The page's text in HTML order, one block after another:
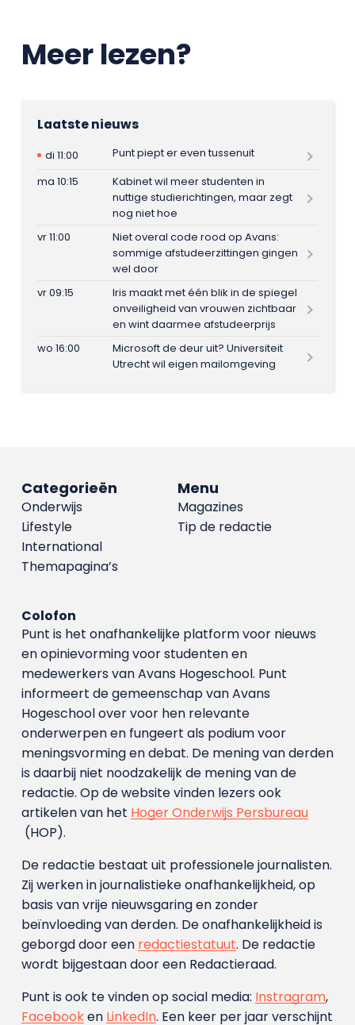
Meer lezen?
Laatste nieuws
di 11:00
Punt piept er even tussenuit
ma 10:15
Kabinet wil meer studenten in
nuttige studierichtingen, maar zegt
nog niet hoe
vr 11:00
Niet overal code rood op Avans:
sommige afstudeerzittingen gingen
wel door
vr 09:15
Iris maakt met één blik in de spiegel
onveiligheid van vrouwen zichtbaar
en wint daarmee afstudeerprijs
wo 16:00
Microsoft de deur uit? Universiteit
Utrecht wil eigen mailomgeving
Menu
Magazines
Tip de redactie
Categorieën
Onderwijs
Lifestyle
International
Themapagina’s
Colofon
Punt is het onafhankelijke platform voor nieuws
en opinievorming voor studenten en
medewerkers van Avans Hoge­school. Punt
informeert de gemeenschap van Avans
Hogeschool over voor hen relevante
onderwerpen en fungeert als podium voor
meningsvorming en debat. De mening van derden
is daarbij niet noodzakelijk de mening van de
redactie. Op de website vinden lezers ook
artikelen van het Hoger Onderwijs Persbureau
(HOP).
De redactie bestaat uit professionele journalisten.
Zij werken in journalistieke onafhankelijkheid, op
basis van vrije nieuwsgaring en zonder
beïnvloeding van derden. De onafhankelijkheid is
geborgd door een redactiestatuut. De redactie
wordt bijgestaan door een Redactieraad.
Punt is ook te vinden op social media: Instragram,
Facebooken LinkedIn. Een keer per jaar verschijnt